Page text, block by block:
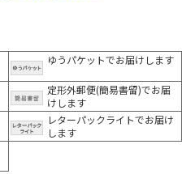
ゆうパケットでお届けします
定形外郵便(簡易書留)でお届
けします
レターパックライトでお届け
します